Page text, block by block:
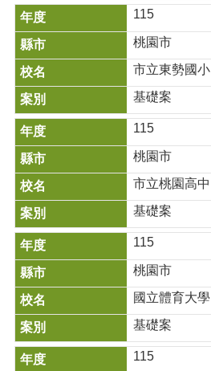
件
專
區
回
首
頁
網
站
導
覽
外
部
使
用
者
登
錄
審
115
桃園市
市立東勢國小
基礎案
115
桃園市
市立桃園高中
基礎案
115
桃園市
國立體育大學
基礎案
115